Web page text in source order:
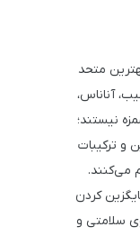
متحد
آناناس،
نیستند؛
و ترکیبات
می‌کنند.
کردن
سلامتی و